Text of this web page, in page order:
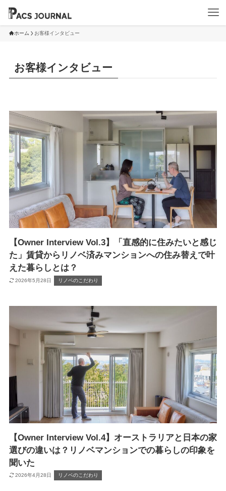
ホーム お客様インタビュー
お客様インタビュー
【Owner Interview Vol.3】「直感的に住みたいと感じ
た」賃貸からリノベ済みマンションへの住み替えで叶
えた暮らしとは？
2026年5月28日 リノベのこだわり
【Owner Interview Vol.4】オーストラリアと日本の家
選びの違いは？リノベマンションでの暮らしの印象を
聞いた
2026年4月28日 リノベのこだわり